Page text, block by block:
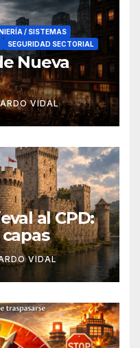
/ SISTEMAS
SEGURIDAD SECTORIAL
Nueva
VIDAL
al CPD:
VIDAL